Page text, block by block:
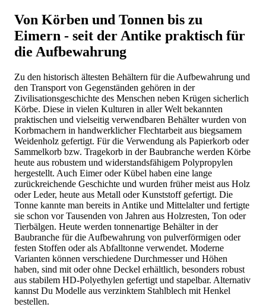
Von Körben und Tonnen bis zu
Eimern - seit der Antike praktisch für
die Aufbewahrung
Zu den historisch ältesten Behältern für die Aufbewahrung und
den Transport von Gegenständen gehören in der
Zivilisationsgeschichte des Menschen neben Krügen sicherlich
Körbe. Diese in vielen Kulturen in aller Welt bekannten
praktischen und vielseitig verwendbaren Behälter wurden von
Korbmachern in handwerklicher Flechtarbeit aus biegsamem
Weidenholz gefertigt. Für die Verwendung als Papierkorb oder
Sammelkorb bzw. Tragekorb in der Baubranche werden Körbe
heute aus robustem und widerstandsfähigem Polypropylen
hergestellt. Auch Eimer oder Kübel haben eine lange
zurückreichende Geschichte und wurden früher meist aus Holz
oder Leder, heute aus Metall oder Kunststoff gefertigt. Die
Tonne kannte man bereits in Antike und Mittelalter und fertigte
sie schon vor Tausenden von Jahren aus Holzresten, Ton oder
Tierbälgen. Heute werden tonnenartige Behälter in der
Baubranche für die Aufbewahrung von pulverförmigen oder
festen Stoffen oder als Abfalltonne verwendet. Moderne
Varianten können verschiedene Durchmesser und Höhen
haben, sind mit oder ohne Deckel erhältlich, besonders robust
aus stabilem HD-Polyethylen gefertigt und stapelbar. Alternativ
kannst Du Modelle aus verzinktem Stahlblech mit Henkel
bestellen.